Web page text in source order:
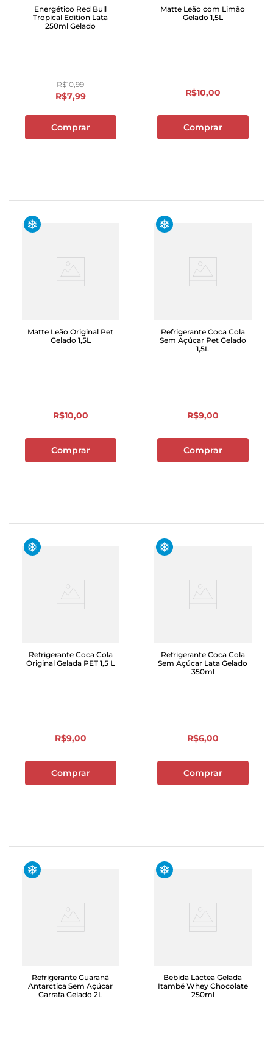
Energético Red Bull
Tropical Edition Lata
250ml Gelado
R$10,99
R$7,99
Comprar
Matte Leão com Limão
Gelado 1,5L
R$10,00
Comprar
Matte Leão Original Pet
Gelado 1,5L
R$10,00
Comprar
Refrigerante Coca Cola
Sem Açúcar Pet Gelado
1,5L
R$9,00
Comprar
Refrigerante Coca Cola
Original Gelada PET 1,5 L
R$9,00
Comprar
Refrigerante Coca Cola
Sem Açúcar Lata Gelado
350ml
R$6,00
Comprar
Refrigerante Guaraná
Antarctica Sem Açúcar
Garrafa Gelado 2L
Bebida Láctea Gelada
Itambé Whey Chocolate
250ml